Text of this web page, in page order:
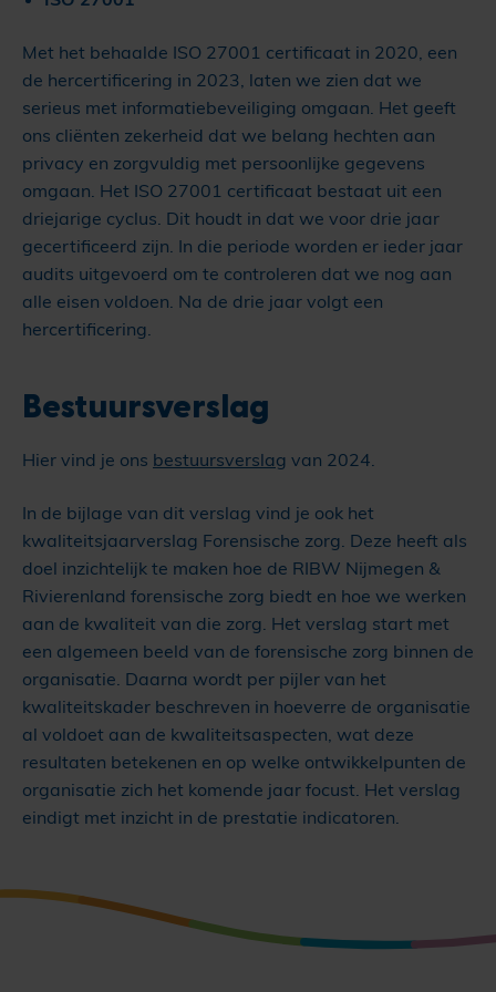
Met het behaalde ISO 27001 certificaat in 2020, een
de hercertificering in 2023, laten we zien dat we
serieus met informatiebeveiliging omgaan. Het geeft
ons cliënten zekerheid dat we belang hechten aan
privacy en zorgvuldig met persoonlijke gegevens
omgaan. Het ISO 27001 certificaat bestaat uit een
driejarige cyclus. Dit houdt in dat we voor drie jaar
gecertificeerd zijn. In die periode worden er ieder jaar
audits uitgevoerd om te controleren dat we nog aan
alle eisen voldoen. Na de drie jaar volgt een
hercertificering.
Bestuursverslag
Hier vind je ons bestuursverslag van 2024.
In de bijlage van dit verslag vind je ook het
kwaliteitsjaarverslag Forensische zorg. Deze heeft als
doel inzichtelijk te maken hoe de RIBW Nijmegen &
Rivierenland forensische zorg biedt en hoe we werken
aan de kwaliteit van die zorg. Het verslag start met
een algemeen beeld van de forensische zorg binnen de
organisatie. Daarna wordt per pijler van het
kwaliteitskader beschreven in hoeverre de organisatie
al voldoet aan de kwaliteitsaspecten, wat deze
resultaten betekenen en op welke ontwikkelpunten de
organisatie zich het komende jaar focust. Het verslag
eindigt met inzicht in de prestatie indicatoren.